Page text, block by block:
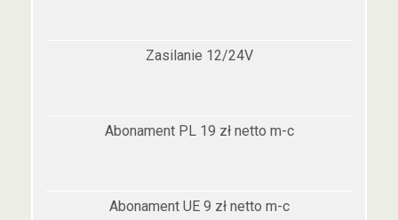
Zasilanie 12/24V
Abonament PL 19 zł netto m-c
Abonament UE 9 zł netto m-c